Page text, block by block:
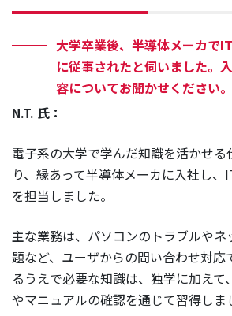
大学卒業後、半導体メーカで
に従事されたと伺いました。
容についてお聞かせください。
N.T. 氏：
電子系の大学で学んだ知識を活かせ
り、縁あって半導体メーカに入社し
を担当しました。
主な業務は、パソコンのトラブルや
題など、ユーザからの問い合わせ対応
るうえで必要な知識は、独学に加えて
やマニュアルの確認を通じて習得しま